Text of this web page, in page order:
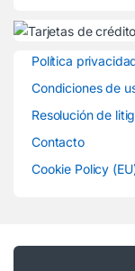
Política
Condiciones de
Resolución de
Contacto
Cookie Policy